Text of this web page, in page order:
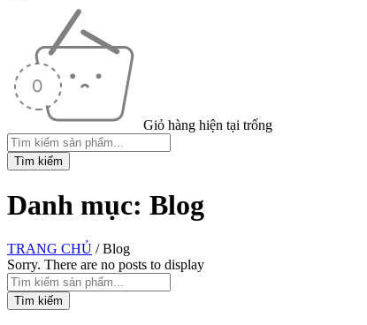
Giỏ hàng hiện tại trống
Danh mục: Blog
TRANG CHỦ / Blog
Sorry. There are no posts to display